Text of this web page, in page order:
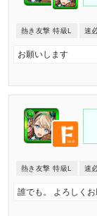
熱き友撃 特級L 速
お願いします
熱き友撃 特級L 速
誰でも。 よろしく